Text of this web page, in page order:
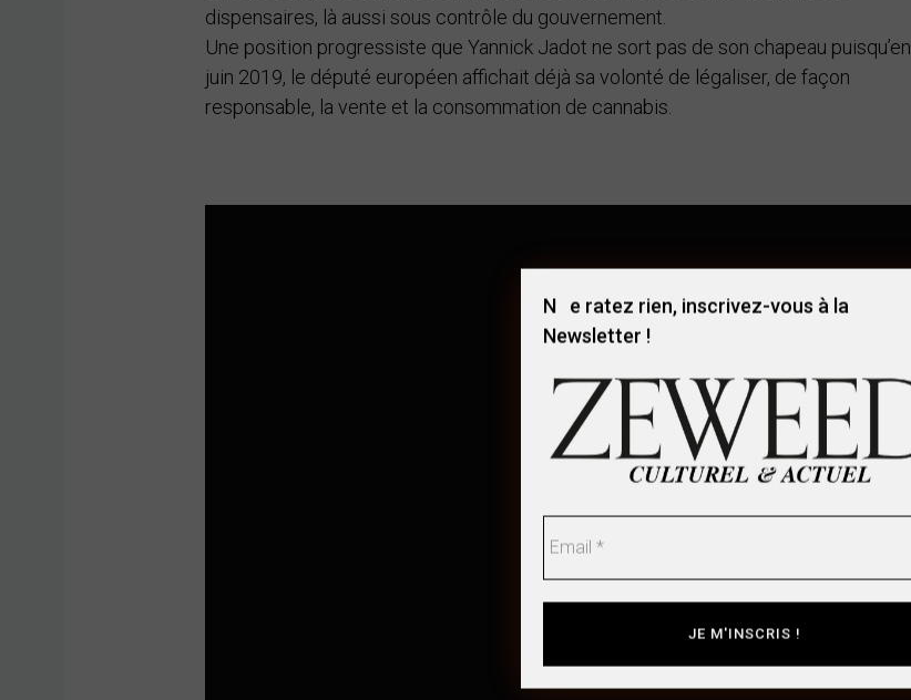
dispensaires, là aussi sous contrôle du gouvernement.
Une position progressiste que Yannick Jadot ne sort pas de son chapeau puisqu’en
juin 2019, le député européen affichait déjà sa volonté de légaliser, de façon
responsable, la vente et la consommation de cannabis.
Ne ratez rien, inscrivez-vous à la
Newsletter !